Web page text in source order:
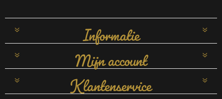
Informatie
Mijn account
Klantenservice